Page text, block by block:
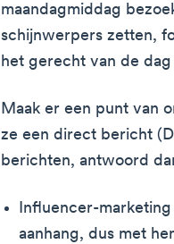
maandagmiddag
schijnwerpers zetten,
het gerecht van de
Maak er een punt van
ze een direct bericht
berichten, antwoord
Influencer-
aanhang, dus met